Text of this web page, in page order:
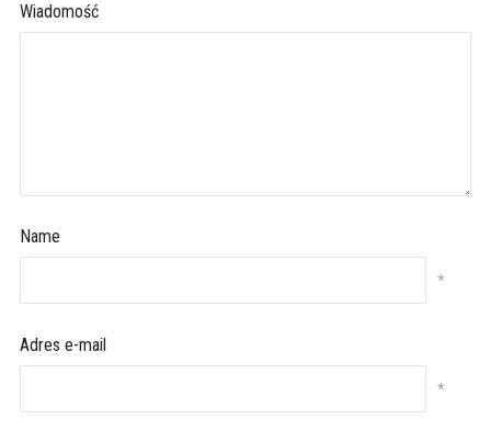
Wiadomość
Name
*
Adres e-mail
*